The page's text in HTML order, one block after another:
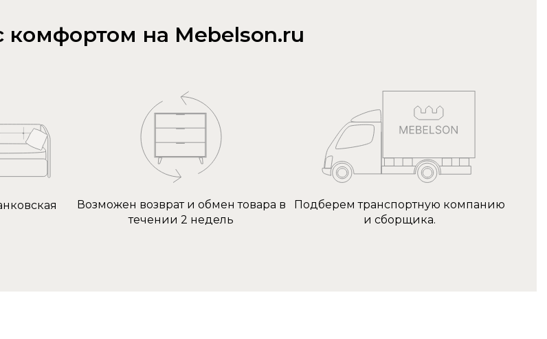
комфортом на Mebelson.ru
Возможен возврат и обмен товара в
течении 2 недель
Подберем транспортную компанию
и сборщика.